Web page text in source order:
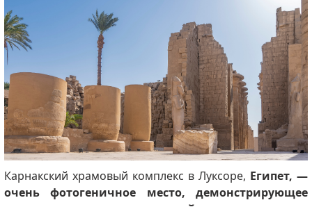
Карнакский храмовый комплекс в Луксоре, Египет, —
очень фотогеничное место, демонстрирующее